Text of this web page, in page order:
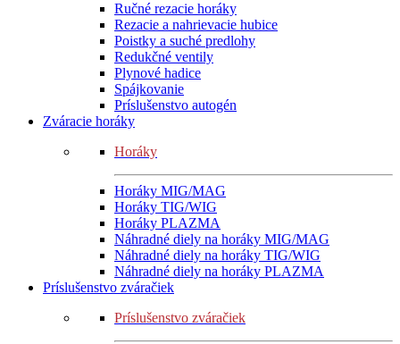
Ručné rezacie horáky
Rezacie a nahrievacie hubice
Poistky a suché predlohy
Redukčné ventily
Plynové hadice
Spájkovanie
Príslušenstvo autogén
Zváracie horáky
Horáky
Horáky MIG/MAG
Horáky TIG/WIG
Horáky PLAZMA
Náhradné diely na horáky MIG/MAG
Náhradné diely na horáky TIG/WIG
Náhradné diely na horáky PLAZMA
Príslušenstvo zváračiek
Príslušenstvo zváračiek